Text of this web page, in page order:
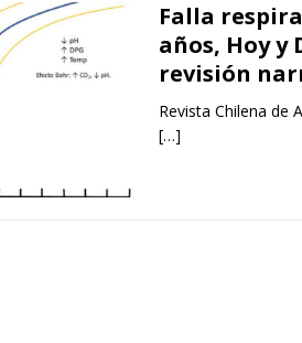
Falla
años, Hoy y
revisión
Revista Chilena de
[…]